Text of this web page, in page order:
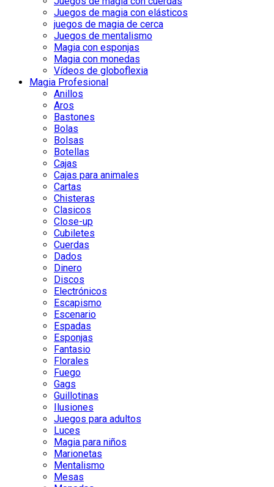
Juegos de magia con elásticos
juegos de magia de cerca
Juegos de mentalismo
Magia con esponjas
Magia con monedas
Vídeos de globoflexia
Magia Profesional
Anillos
Aros
Bastones
Bolas
Bolsas
Botellas
Cajas
Cajas para animales
Cartas
Chisteras
Clasicos
Close-up
Cubiletes
Cuerdas
Dados
Dinero
Discos
Electrónicos
Escapismo
Escenario
Espadas
Esponjas
Fantasio
Florales
Fuego
Gags
Guillotinas
Ilusiones
Juegos para adultos
Luces
Magia para niños
Marionetas
Mentalismo
Mesas